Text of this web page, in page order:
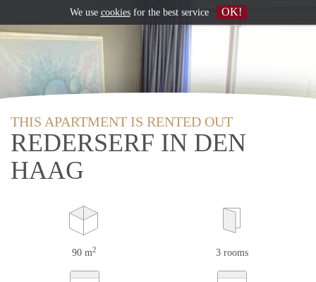
THIS APARTMENT IS RENTED OUT
REDERSERF IN DEN
HAAG
90 m2 3 rooms
We use cookiesfor the best service OK!